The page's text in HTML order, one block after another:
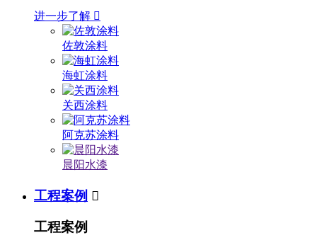
进一步了解 
佐敦涂料
海虹涂料
关西涂料
阿克苏涂料
晨阳水漆
工程案例 
工程案例